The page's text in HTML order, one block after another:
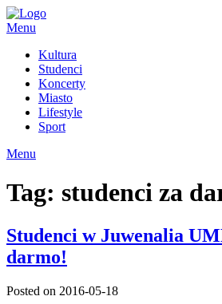
Skip
to
Menu
Kultura
Studenci
Koncerty
Miasto
Lifestyle
Sport
Menu
Tag: studenci za
Studenci w Juwenalia
darmo!
Posted on 2016-05-18